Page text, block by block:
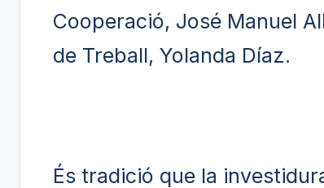
Cooperació, José Manuel
de Treball, Yolanda Díaz.
És tradició que la